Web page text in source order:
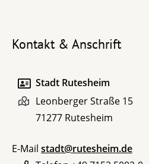
Kontakt & Anschrift
Stadt Rutesheim
Leonberger Straße 15
71277 Rutesheim
E-Mail stadt@rutesheim.de